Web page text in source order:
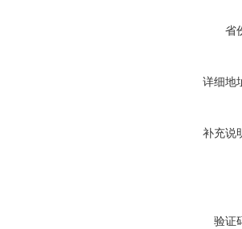
省
详细地
补充说
验证